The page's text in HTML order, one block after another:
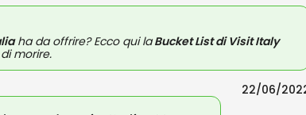
ha da offrire? Ecco qui laBucket List di Visit Italy
morire.
22/06/